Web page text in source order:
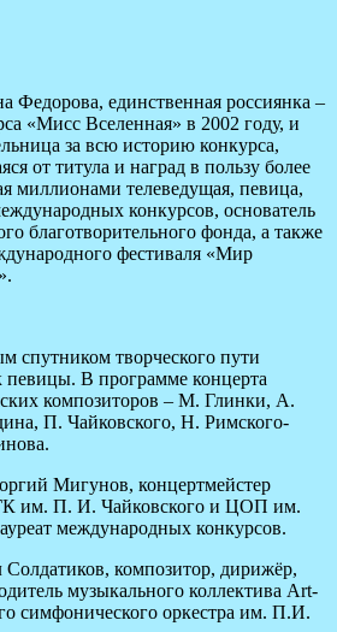
Федорова, единственная россиянка –
«Мисс Вселенная» в 2002 году, и
за всю историю конкурса,
от титула и наград в пользу более
миллионами телеведущая, певица,
конкурсов, основатель
благотворительного фонда, а также
фестиваля «Мир
спутником творческого пути
В программе концерта
композиторов – М. Глинки, А.
П. Чайковского, Н. Римского-
Мигунов, концертмейстер
им. П. И. Чайковского и ЦОП им.
международных конкурсов.
композитор, дирижёр,
музыкального коллектива Art-
симфонического оркестра им. П.И.